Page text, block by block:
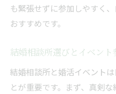
も緊張せずに参加しやすく
おすすめです。
結婚相談所選びとイベント
結婚相談所と婚活イベント
とが重要です。まず、真剣